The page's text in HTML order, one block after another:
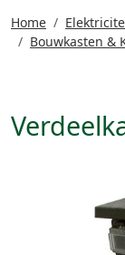
Home
Bouwkasten &